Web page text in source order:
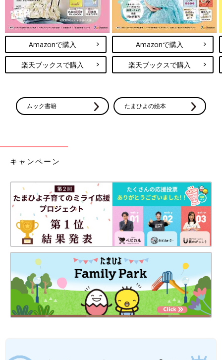
Amazonで購入
楽天ブックスで購入
Amazonで購入
楽天ブックスで購入
ムック書籍 たまひよの絵本
キャンペーン